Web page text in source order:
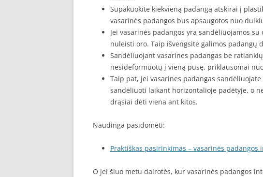
Supakuokite kiekvieną padangą atskirai į
vasarinės padangos bus apsaugotos nuo
Jei vasarinės padangos yra sandėliuojamos
nuleisti oro. Taip išvengsite galimos padangų
Sandėliuojant vasarines padangas be
nesideformuotų į vieną pusę, priklausomai
Taip pat, jei vasarines padangas
sandėliuoti laikant horizontalioje padėtyje, o
drąsiai dėti viena ant kitos.
Naudinga pasidomėti:
Praktiškas pasirinkimas – vasarinės padangos
O jei šiuo metu dairotės, kur vasarinės padangos